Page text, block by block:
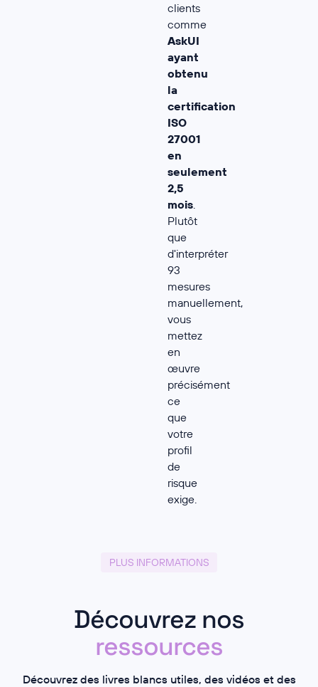
clients
comme
AskUI
ayant
obtenu
la
certification
ISO
27001
en
seulement
2,5
mois.
Plutôt
que
d'interpréter
93
mesures
manuellement,
vous
mettez
en
œuvre
précisément
ce
que
votre
profil
de
risque
exige.
PLUS INFORMATIONS
Découvrez nos
ressources
Découvrez des livres blancs utiles, des vidéos et des